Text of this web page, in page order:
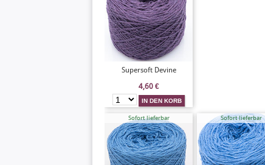
Supersoft Devine
4,60 €
Sofort lieferbar Sofort lieferbar